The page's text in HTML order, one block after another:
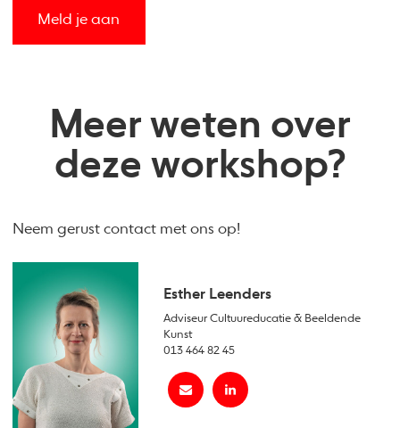
Meld je aan
Meer weten over
deze workshop?
Neem gerust contact met ons op!
Esther Leenders
Adviseur Cultuureducatie & Beeldende
Kunst
013 464 82 45